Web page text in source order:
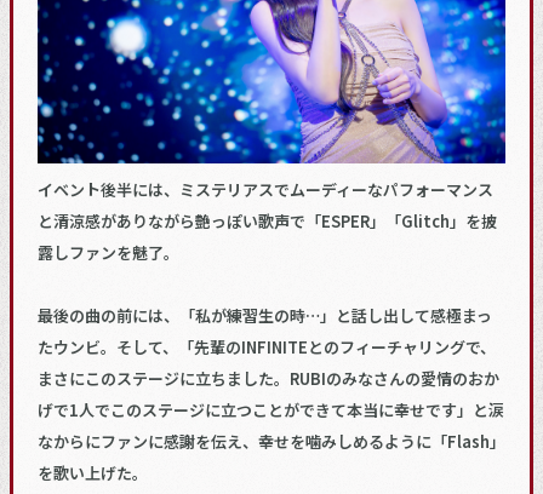
イベント後半には、ミステリアスでムーディーなパフォーマンス
と清涼感がありながら艶っぽい歌声で「ESPER」「Glitch」を披
露しファンを魅了。
最後の曲の前には、「私が練習生の時…」と話し出して感極まっ
たウンビ。そして、「先輩のINFINITEとのフィーチャリングで、
まさにこのステージに立ちました。RUBIのみなさんの愛情のおか
げで1人でこのステージに立つことができて本当に幸せです」と涙
なからにファンに感謝を伝え、幸せを噛みしめるように「Flash」
を歌い上げた。​